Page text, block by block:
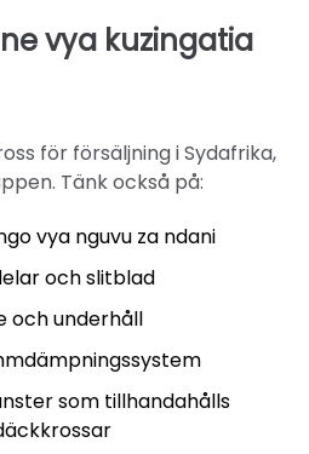
vya kuzingatia
för försäljning i Sydafrika,
Tänk också på:
vya nguvu za ndani
och slitblad
och underhåll
som tillhandahålls